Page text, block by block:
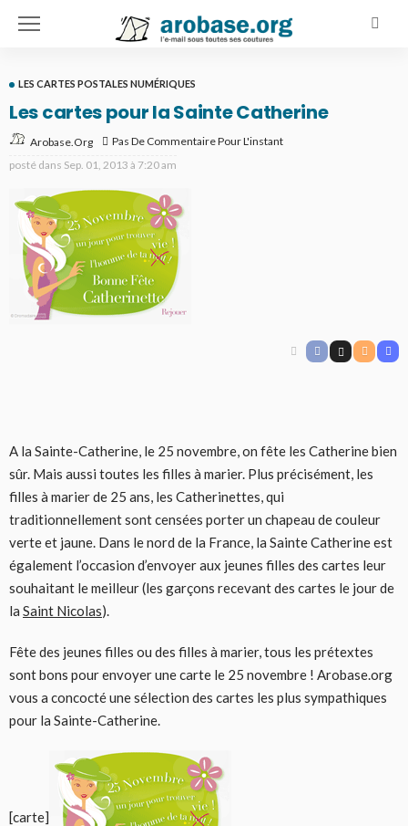
LES CARTES POSTALES NUMÉRIQUES
Les cartes pour la Sainte Catherine
Arobase.org
Pas De Commentaire Pour L'instant
posté dans Sep. 01, 2013 à 7:20 am
A la Sainte-Catherine, le 25 novembre, on fête les Catherine bien
sûr. Mais aussi toutes les filles à marier. Plus précisément, les
filles à marier de 25 ans, les Catherinettes, qui
traditionnellement sont censées porter un chapeau de couleur
verte et jaune. Dans le nord de la France, la Sainte Catherine est
également l’occasion d’envoyer aux jeunes filles des cartes leur
souhaitant le meilleur (les garçons recevant des cartes le jour de
la Saint Nicolas).
Fête des jeunes filles ou des filles à marier, tous les prétextes
sont bons pour envoyer une carte le 25 novembre ! Arobase.org
vous a concocté une sélection des cartes les plus sympathiques
pour la Sainte-Catherine.
[carte]